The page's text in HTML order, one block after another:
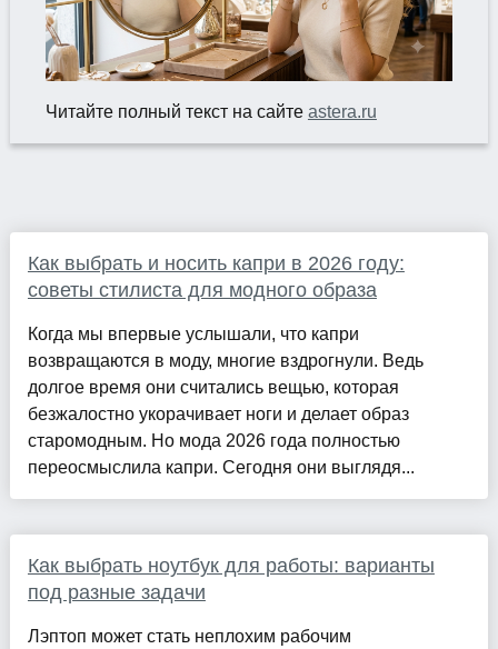
Читайте полный текст на сайте astera.ru
Как выбрать и носить капри в 2026 году:
советы стилиста для модного образа
Когда мы впервые услышали, что капри
возвращаются в моду, многие вздрогнули. Ведь
долгое время они считались вещью, которая
безжалостно укорачивает ноги и делает образ
старомодным. Но мода 2026 года полностью
переосмыслила капри. Сегодня они выглядя...
Как выбрать ноутбук для работы: варианты
под разные задачи
Лэптоп может стать неплохим рабочим